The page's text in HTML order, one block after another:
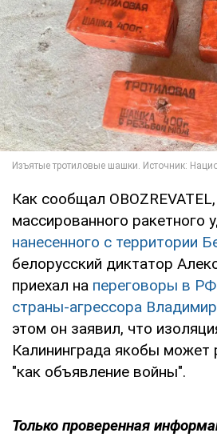
Как сообщал
массированного ракетного
нанесенного с территории
белорусский диктатор
приехал на переговоры в
страны-агрессора
этом он заявил, что
Калининграда якобы может
"как объявление войны".
Только проверенная